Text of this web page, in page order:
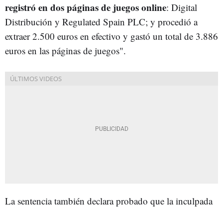
registró en dos páginas de juegos online: Digital
Distribución y Regulated Spain PLC; y procedió a
extraer 2.500 euros en efectivo y gastó un total de 3.886
euros en las páginas de juegos".
La sentencia también declara probado que la inculpada